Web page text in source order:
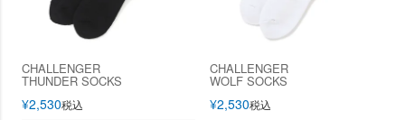
CHALLENGER
THUNDER SOCKS
¥2,530税込
CHALLENGER
WOLF SOCKS
¥2,530税込